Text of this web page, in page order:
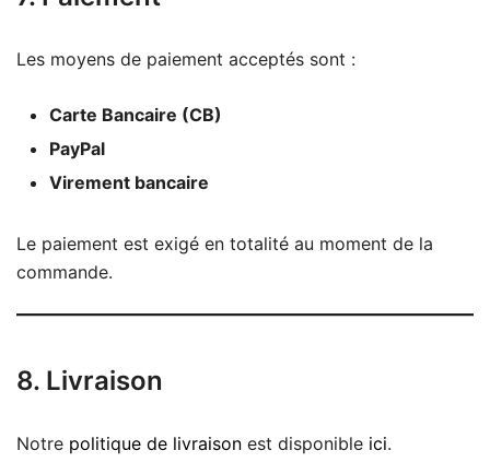
Les moyens de paiement acceptés sont :
Carte Bancaire (CB)
PayPal
Virement bancaire
Le paiement est exigé en totalité au moment de la
commande.
8. Livraison
Notre politique de livraison est disponible ici.